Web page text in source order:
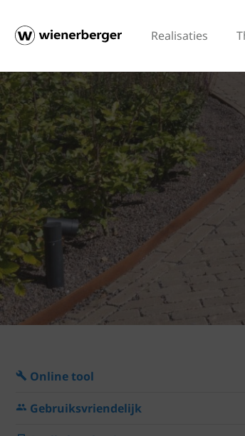
Realisaties
Online tool
Gebruiksvriendelijk